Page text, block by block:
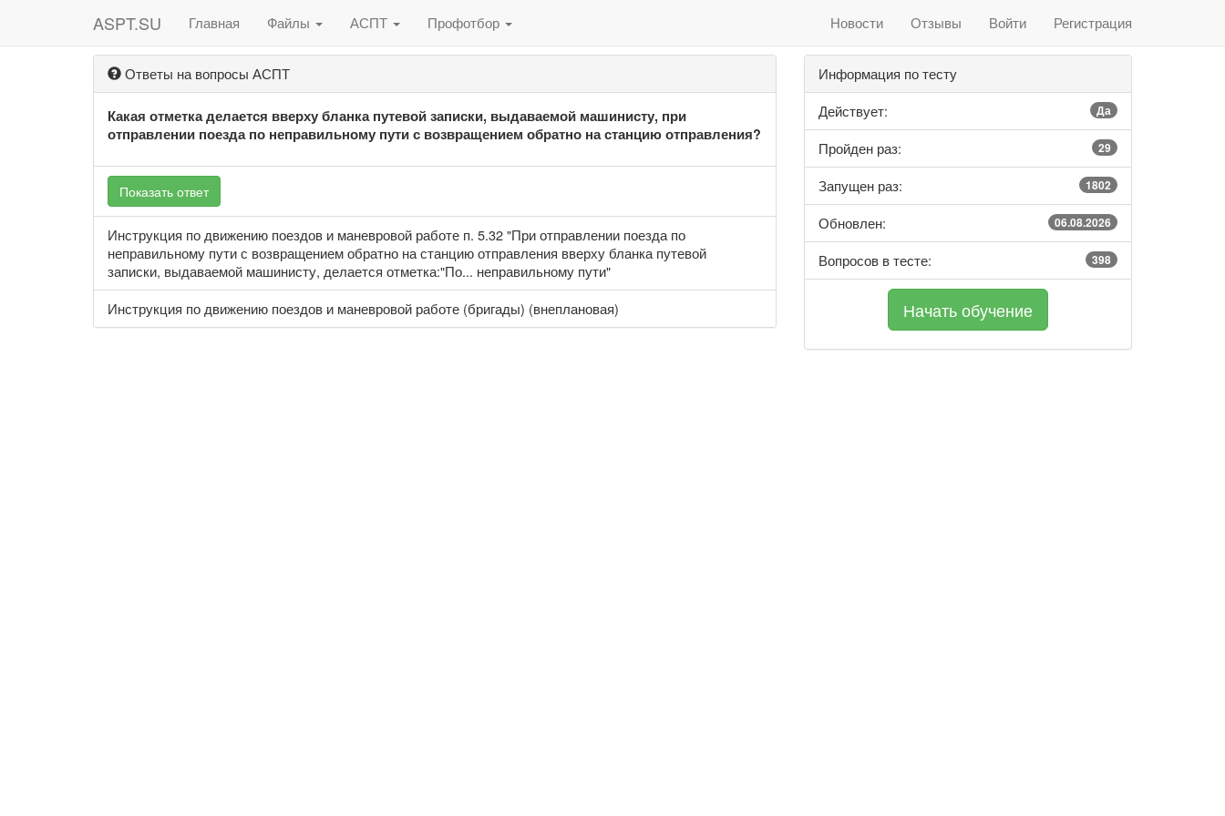
ASPT.SU Главная Файлы АСПТ Профотбор Новости Отзывы Войти Регистрация
Ответы на вопросы АСПТ
Какая отметка делается вверху бланка путевой записки, выдаваемой машинисту, при
отправлении поезда по неправильному пути с возвращением обратно на станцию отправления?
Показать ответ
Инструкция по движению поездов и маневровой работе п. 5.32 "При отправлении поезда по
неправильному пути с возвращением обратно на станцию отправления вверху бланка путевой
записки, выдаваемой машинисту, делается отметка:"По... неправильному пути"
Инструкция по движению поездов и маневровой работе (бригады) (внеплановая)
Информация по тесту
Действует:
Да
Пройден раз: 29
Запущен раз: 1802
Обновлен: 06.08.2026
Вопросов в тесте: 398